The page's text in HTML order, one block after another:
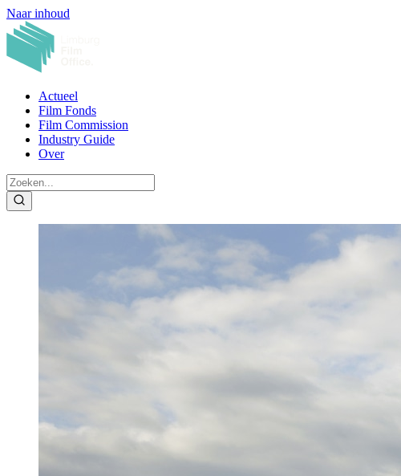
Naar inhoud
Actueel
Film Fonds
Film Commission
Industry Guide
Over